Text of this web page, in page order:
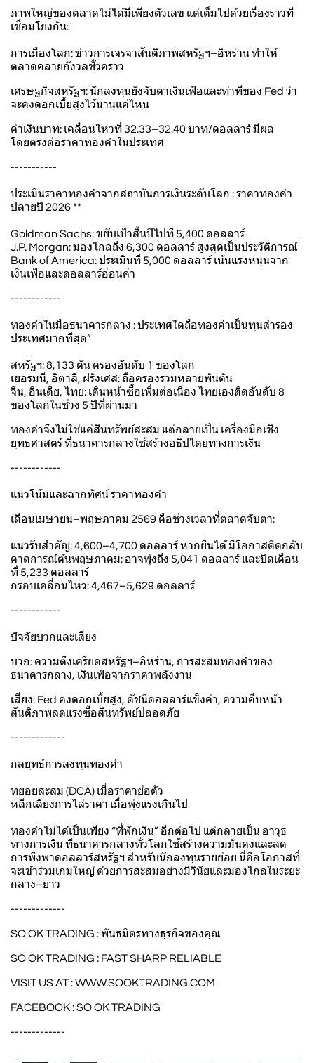
ภาพใหญ่ของตลาดไม่ได้มีเพียงตัวเลข แต่เต็มไปด้วยเรื่องราวที่
เชื่อมโยงกัน:
การเมืองโลก: ข่าวการเจรจาสันติภาพสหรัฐฯ–อิหร่าน ทำให้
ตลาดคลายกังวลชั่วคราว
เศรษฐกิจสหรัฐฯ: นักลงทุนยังจับตาเงินเฟ้อและท่าทีของ Fed ว่า
จะคงดอกเบี้ยสูงไว้นานแค่ไหน
ค่าเงินบาท: เคลื่อนไหวที่ 32.33–32.40 บาท/ดอลลาร์ มีผล
โดยตรงต่อราคาทองคำในประเทศ
-----------
ประเมินราคาทองคำจากสถาบันการเงินระดับโลก : ราคาทองคำ
ปลายปี 2026 **
Goldman Sachs: ขยับเป้าสิ้นปีไปที่ 5,400 ดอลลาร์
J.P. Morgan: มองไกลถึง 6,300 ดอลลาร์ สูงสุดเป็นประวัติการณ์
Bank of America: ประเมินที่ 5,000 ดอลลาร์ เน้นแรงหนุนจาก
เงินเฟ้อและดอลลาร์อ่อนค่า
------------
ทองคำในมือธนาคารกลาง : ประเทศใดถือทองคำเป็นทุนสำรอง
ประเทศมากที่สุด”
สหรัฐฯ: 8,133 ตัน ครองอันดับ 1 ของโลก
เยอรมนี, อิตาลี, ฝรั่งเศส: ถือครองรวมหลายพันตัน
จีน, อินเดีย, ไทย: เดินหน้าซื้อเพิ่มต่อเนื่อง ไทยเองติดอันดับ 8
ของโลกในช่วง 5 ปีที่ผ่านมา
ทองคำจึงไม่ใช่แค่สินทรัพย์สะสม แต่กลายเป็น เครื่องมือเชิง
ยุทธศาสตร์ ที่ธนาคารกลางใช้สร้างอธิปไตยทางการเงิน
------------
แนวโน้มและฉากทัศน์ ราคาทองคำ
เดือนเมษายน–พฤษภาคม 2569 คือช่วงเวลาที่ตลาดจับตา:
แนวรับสำคัญ: 4,600–4,700 ดอลลาร์ หากยืนได้ มีโอกาสดีดกลับ
คาดการณ์ต้นพฤษภาคม: อาจพุ่งถึง 5,041 ดอลลาร์ และปิดเดือน
ที่ 5,233 ดอลลาร์
กรอบเคลื่อนไหว: 4,467–5,629 ดอลลาร์
------------
ปัจจัยบวกและเสี่ยง
บวก: ความตึงเครียดสหรัฐฯ–อิหร่าน, การสะสมทองคำของ
ธนาคารกลาง, เงินเฟ้อจากราคาพลังงาน
เสี่ยง: Fed คงดอกเบี้ยสูง, ดัชนีดอลลาร์แข็งค่า, ความคืบหน้า
สันติภาพลดแรงซื้อสินทรัพย์ปลอดภัย
-------------
กลยุทธ์การลงทุนทองคำ
ทยอยสะสม (DCA) เมื่อราคาย่อตัว
หลีกเลี่ยงการไล่ราคา เมื่อพุ่งแรงเกินไป
ทองคำไม่ได้เป็นเพียง “ที่พักเงิน” อีกต่อไป แต่กลายเป็น อาวุธ
ทางการเงิน ที่ธนาคารกลางทั่วโลกใช้สร้างความมั่นคงและลด
การพึ่งพาดอลลาร์สหรัฐฯ สำหรับนักลงทุนรายย่อย นี่คือโอกาสที่
จะเข้าร่วมเกมใหญ่ ด้วยการสะสมอย่างมีวินัยและมองไกลในระยะ
กลาง–ยาว
-------------
SO OK TRADING : พันธมิตรทางธุรกิจของคุณ
SO OK TRADING : FAST SHARP RELIABLE
VISIT US AT :WWW.SOOKTRADING.COM
FACEBOOK : SO OK TRADING
-------------